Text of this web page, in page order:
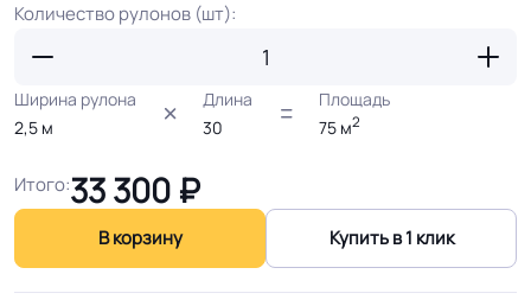
Количество рулонов (шт):
Ширина рулона
2,5 м
Длина
30
Площадь
75 м2
Итого:33 300 ₽
В корзину Купить в 1 клик